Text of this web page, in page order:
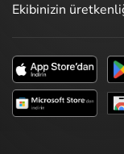
Ekibinizin